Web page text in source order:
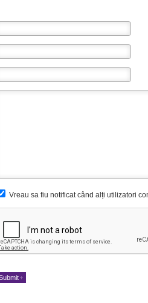
Vreau sa fiu notificat când alți utilizatori